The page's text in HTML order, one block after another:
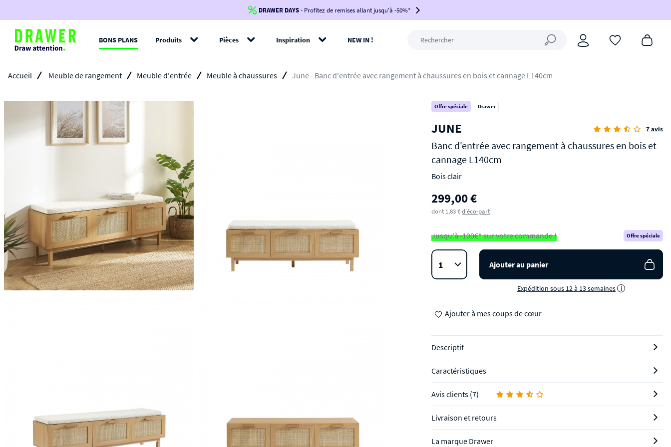
Jusqu'à-100€*sur votre commande !
BIKINI100
-voir conditions en bas de page-
DRAWER DAYS- Profitez de remises allant jusqu'à -50%*
BONS PLANS Produits Pièces Inspiration NEW IN !
Accueil Meuble de rangement Meuble d'entrée Meuble à chaussures June - Banc d'entrée avec rangement à chaussures en bois et cannage L140cm
Offre spéciale Drawer
JUNE
Banc d'entrée avec rangement à chaussures en bois et
cannage L140cm
7 avis
Bois clair
299,00 €
dont 1,83 €d'éco-part
Jusqu'à -100€* sur votre commande ! Offre spéciale
Ajouter au panier
Expédition sous 12 à 13 semaines i
Ajouter à mes coups de cœur
Descriptif
Caractéristiques
Avis clients (7)
Livraison et retours
La marque Drawer